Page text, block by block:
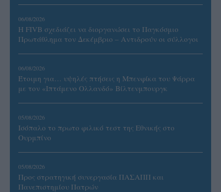
06/08/2026
Η FIVB σχεδιάζει να διοργανώσει το Παγκόσμιο
Πρωτάθλημα τον Δεκέμβριο – Αντιδρούν οι σύλλογοι
06/08/2026
Έτοιμη για… υψηλές πτήσεις η Μπενφίκα του Ψάρρα
με τον «Ιπτάμενο Ολλανδό» Βίλτενμπουργκ
05/08/2026
Ισόπαλο το πρωτο φιλικό τεστ της Εθνικής στο
Ουρμπίνο
05/08/2026
Προς στρατηγική συνεργασία ΠΑΣΑΠΠ και
Πανεπιστημίου Πατρών